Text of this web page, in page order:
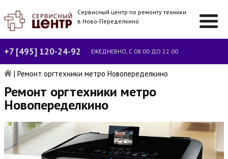
Сервисный центр по ремонту техники
в Ново-Переделкино
+7 [495] 120-24-92 ЕЖЕДНЕВНО, С 08:00 ДО 22:00
| Ремонт оргтехники метро Новопеределкино
Ремонт оргтехники метро
Новопеределкино